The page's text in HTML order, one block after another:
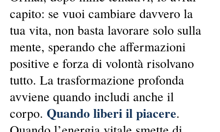
capito: se vuoi cambiare davvero la
tua vita, non basta lavorare solo sulla
mente, sperando che affermazioni
positive e forza di volontà risolvano
tutto. La trasformazione profonda
avviene quando includi anche il
corpo. Quando liberi il piacere.